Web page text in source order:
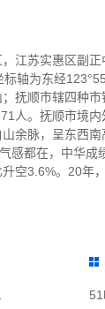
江苏实惠区副
为东经
抚顺市辖四种
人。抚顺市境
余脉，呈东西
感都在，中华
空3.6%。20年